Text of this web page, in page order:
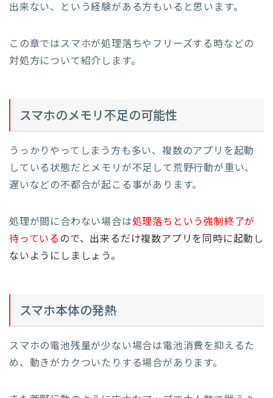
出来ない、という経験がある方もいると思います。
この章ではスマホが処理落ちやフリーズする時などの
対処方について紹介します。
スマホのメモリ不足の可能性
うっかりやってしまう方も多い、複数のアプリを起動
している状態だとメモリが不足して荒野行動が重い、
遅いなどの不都合が起こる事があります。
処理が間に合わない場合は処理落ちという強制終了が
待っているので、出来るだけ複数アプリを同時に起動し
ないようにしましょう。
スマホ本体の発熱
スマホの電池残量が少ない場合は電池消費を抑えるた
め、動きがカクついたりする場合があります。